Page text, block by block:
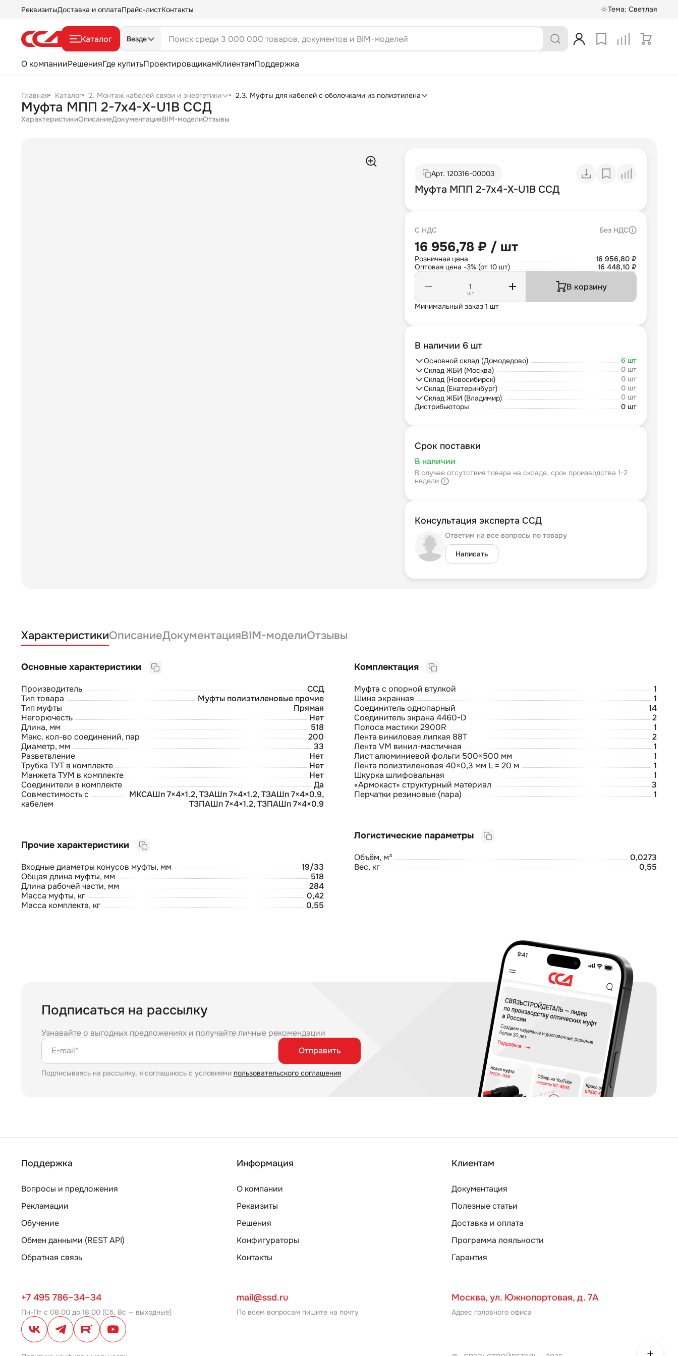
РеквизитыДоставка и оплатаПрайс-листКонтакты Тема: Светлая
Каталог Везде
О компанииРешенияГде купитьПроектировщикамКлиентамПоддержка
Главная Каталог 2. Монтаж кабелей связи и энергетики 2.3. Муфты для кабелей с оболочками из полиэтилена
Муфта МПП 2-7х4-Х-U1В ССД
ХарактеристикиОписаниеДокументацияBIM-моделиОтзывы
Арт. 120316-00003
Муфта МПП 2-7х4-Х-U1В ССД
С НДС Без НДС
16 956,78 ₽ / шт
Розничная цена
16 956,80 ₽
Оптовая цена -3% (от 10 шт)
16 448,10 ₽
шт
В корзину
Минимальный заказ 1 шт
В наличии 6 шт
Основной склад (Домодедово)
6 шт
Склад ЖБИ (Москва)
0 шт
Склад (Новосибирск)
0 шт
Склад (Екатеринбург)
0 шт
Склад ЖБИ (Владимир)
0 шт
Дистрибьюторы
0 шт
Срок поставки
В наличии
В случае отсутствия товара на складе, срок производства 1-2
недели
Консультация эксперта ССД
Ответим на все вопросы по товару
Написать
ХарактеристикиОписаниеДокументацияBIM-моделиОтзывы
Производитель
ССД
Тип товара
Муфты полиэтиленовые прочие
Тип муфты
Прямая
Негорючесть
Нет
Длина, мм
518
Макс. кол-во соединений, пар
200
Диаметр, мм
33
Разветвление
Нет
Трубка ТУТ в комплекте
Нет
Манжета ТУМ в комплекте
Нет
Соединители в комплекте
Да
Совместимость с
кабелем
МКСАШп 7×4×1.2, ТЗАШп 7×4×1.2, ТЗАШп 7×4×0.9,
ТЗПАШп 7×4×1.2, ТЗПАШп 7×4×0.9
Входные диаметры конусов муфты, мм
19/33
Общая длина муфты, мм
518
Длина рабочей части, мм
284
Масса муфты, кг
0,42
Масса комплекта, кг
0,55
Муфта с опорной втулкой
1
Шина экранная
1
Соединитель однопарный
14
Соединитель экрана 4460-D
2
Полоса мастики 2900R
1
Лента виниловая липкая 88Т
2
Лента VM винил-мастичная
1
Лист алюминиевой фольги 500×500 мм
1
Лента полиэтиленовая 40×0,3 мм L = 20 м
1
Шкурка шлифовальная
1
«Армокаст» структурный материал
3
Перчатки резиновые (пара)
1
Объём, м³
0,0273
Вес, кг
0,55
Подписаться на рассылку
Узнавайте о выгодных предложениях и получайте личные рекомендации
E-mail*
Отправить
Подписываясь на рассылку, я соглашаюсь с условиями пользовательского соглашения
Поддержка
Вопросы и предложения
Рекламации
Обучение
Обмен данными (REST API)
Обратная связь
Информация
О компании
Реквизиты
Решения
Конфигураторы
Контакты
Клиентам
Документация
Полезные статьи
Доставка и оплата
Программа лояльности
Гарантия
+7 495 786–34–34
Пн-Пт с 08:00 до 18:00 (Сб, Вс — выходные)
mail@ssd.ru
По всем вопросам пишите на почту
Москва, ул. Южнопортовая, д. 7А
Адрес головного офиса